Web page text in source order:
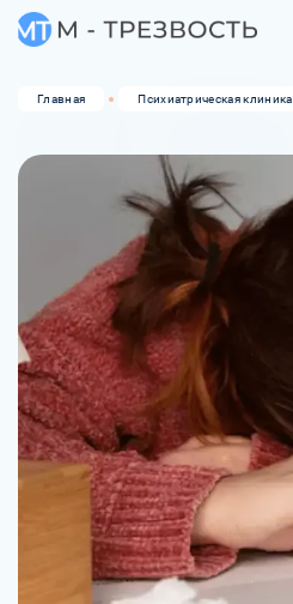
Главная Психиатрическая клиника